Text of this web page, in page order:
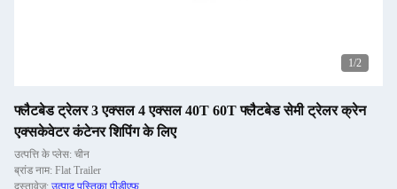
1/2
फ्लैटबेड ट्रेलर 3 एक्सल 4 एक्सल 40T 60T फ्लैटबेड सेमी ट्रेलर क्रेन
एक्सकेवेटर कंटेनर शिपिंग के लिए
उत्पत्ति के प्लेस: चीन
ब्रांड नाम: Flat Trailer
दस्तावेज़: उत्पाद पुस्तिका पीडीएफ